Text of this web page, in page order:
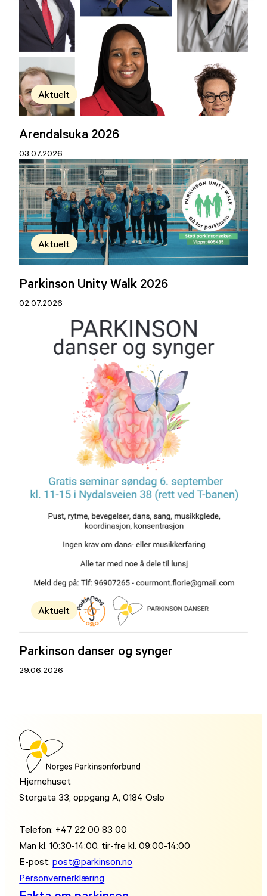
Aktuelt
Arendalsuka 2026
03.07.2026
Aktuelt
Parkinson Unity Walk 2026
02.07.2026
Aktuelt
Parkinson danser og synger
29.06.2026
Hjernehuset
Storgata 33, oppgang A, 0184 Oslo
Telefon: +47 22 00 83 00
Man kl. 10:30-14:00, tir-fre kl. 09:00-14:00
E-post:post@parkinson.no
Personvernerklæring